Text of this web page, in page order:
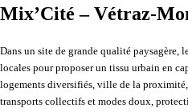
Mix’Cité – Vétraz-
Dans un site de grande qualité paysagère,
locales pour proposer un tissu urbain en
logements diversifiés, ville de la proximité,
transports collectifs et modes doux,